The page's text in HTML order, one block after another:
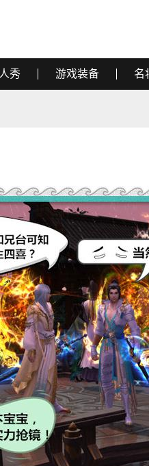
秀 游戏装备 名